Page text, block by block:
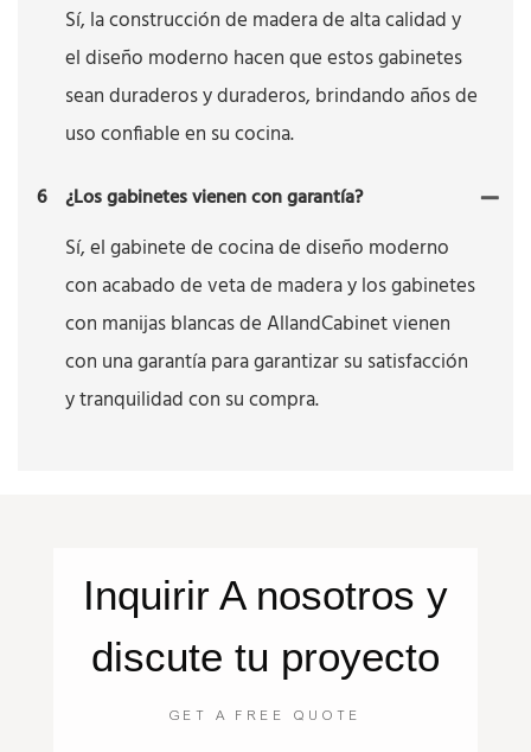
Sí, la construcción de madera de alta calidad y
el diseño moderno hacen que estos gabinetes
sean duraderos y duraderos, brindando años de
uso confiable en su cocina.
6 ¿Los gabinetes vienen con garantía?
Sí, el gabinete de cocina de diseño moderno
con acabado de veta de madera y los gabinetes
con manijas blancas de AllandCabinet vienen
con una garantía para garantizar su satisfacción
y tranquilidad con su compra.
Inquirir A nosotros y
discute tu proyecto
GET A FREE QUOTE